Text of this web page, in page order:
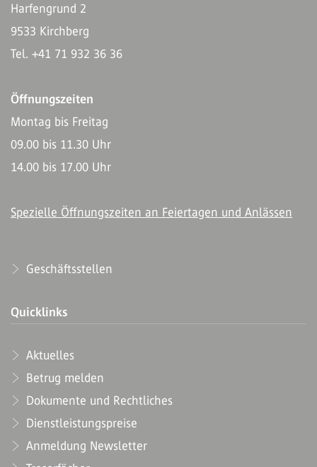
Harfengrund 2
9533 Kirchberg
Tel. +41 71 932 36 36
Öffnungszeiten
Montag bis Freitag
09.00 bis 11.30 Uhr
14.00 bis 17.00 Uhr
Spezielle Öffnungszeiten an Feiertagen und Anlässen
Geschäftsstellen
Quicklinks
Aktuelles
Betrug melden
Dokumente und Rechtliches
Dienstleistungspreise
Anmeldung Newsletter